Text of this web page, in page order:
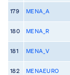
179 MENA_A
180 MENA_R
181 MENA_V
182 MENAEURO